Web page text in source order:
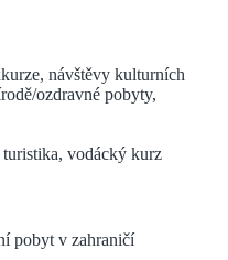
návštěvy kulturních
ozdravné pobyty,
vodácký kurz
pobyt v zahraničí